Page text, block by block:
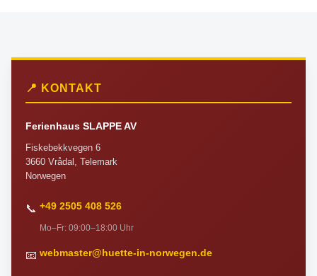
📍 KONTAKT
Ferienhaus SLAPPE AV
Fiskebekkvegen 6
3660 Vrådal, Telemark
Norwegen
📞 +49 2505 408 526
Mo–Fr: 09:00–18:00 Uhr
📧 webmaster@huette-in-norwegen.de